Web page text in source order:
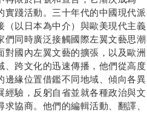
實踐活動。三十年代的中國現代派
（以日本為中介）與歐美現代主義
們同時廣泛接觸國際左翼文藝思潮
對國內左翼文藝的擴張，以及歐洲
、跨文化的迅速傳播，他們從高度
邊緣位置借鑑不同地域、傾向各異
經驗，反躬自省並就各種政治與文
求協商。他們的編輯活動、翻譯、